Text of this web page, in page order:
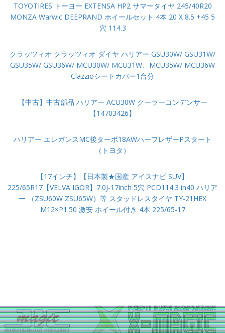
TOYOTIRES トーヨー EXTENSA HP2 サマータイヤ 245/40R20
MONZA Warwic DEEPRAND ホイールセット 4本 20 X 8.5 +45 5
穴 114.3
クラッツィオ クラッツィオ ダイヤ ハリアー GSU30W/ GSU31W/
GSU35W/ GSU36W/ MCU30W/ MCU31W、MCU35W/ MCU36W
Clazzioシートカバー1台分
【中古】中古部品 ハリアー ACU30W クーラーコンデンサー
【14703426】
ハリアー エレガンスMC後ターボ18AWハーフレザーPスタート
（トヨタ）
【17インチ】【日本製★国産 アイスナビ SUV】
225/65R17【VELVA IGOR】7.0J-17inch 5穴 PCD114.3 in40 ハリア
ー （ZSU60W ZSU65W）等 スタッドレスタイヤ TY-21HEX
M12×P1.50 激安 ホイール付き 4本 225/65-17